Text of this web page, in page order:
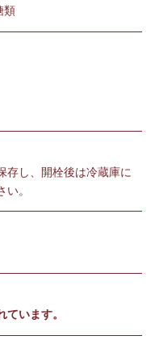
類
存し、開栓後は冷蔵庫に
。
います。